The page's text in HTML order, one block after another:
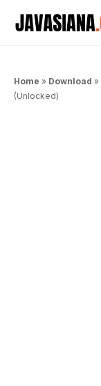
Home » Download »
(Unlocked)